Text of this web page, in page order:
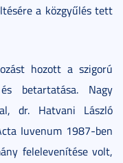
a közgyűlés tett
hozott a szigorú
és betartatása. Nagy
dr. Hatvani László
Iuvenum 1987-ben
felelevenítése volt,